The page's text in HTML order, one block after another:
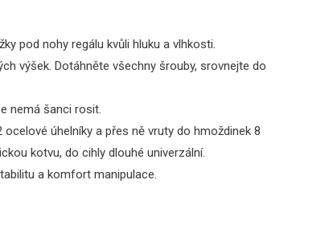
pod nohy regálu kvůli hluku a vlhkosti.
výšek. Dotáhněte všechny šrouby, srovnejte do
nemá šanci rosit.
úhelníky a přes ně vruty do hmoždinek 8
kotvu, do cihly dlouhé univerzální.
a komfort manipulace.